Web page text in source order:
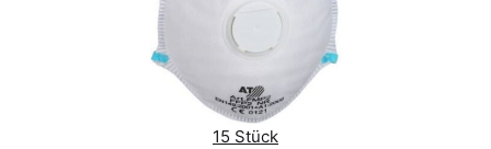
15 Stück